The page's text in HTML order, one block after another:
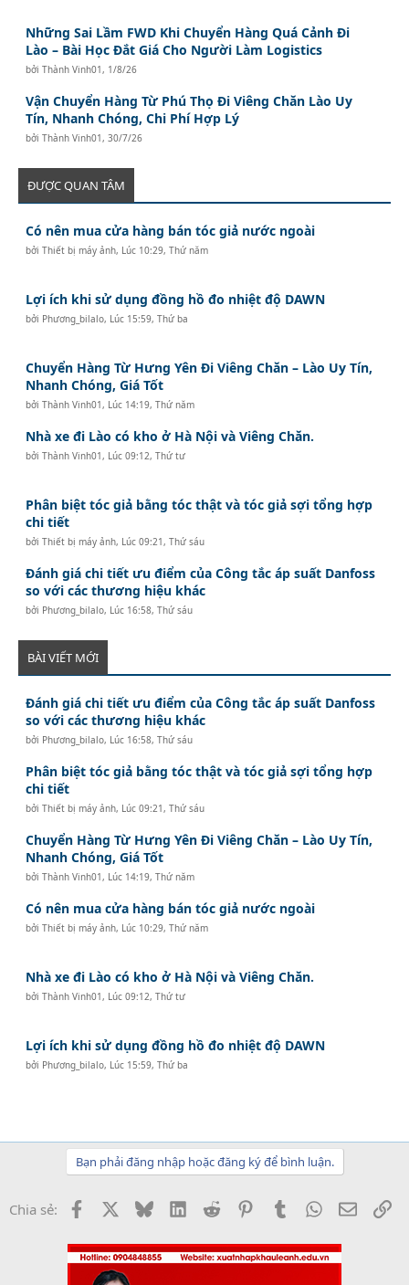
Những Sai Lầm FWD Khi Chuyển Hàng Quá Cảnh Đi
Lào – Bài Học Đắt Giá Cho Người Làm Logistics
bởiThành Vinh01 , 1/8/26
Vận Chuyển Hàng Từ Phú Thọ Đi Viêng Chăn Lào Uy
Tín, Nhanh Chóng, Chi Phí Hợp Lý
bởiThành Vinh01 ,30/7/26
ĐƯỢC QUAN TÂM
Có nên mua cửa hàng bán tóc giả nước ngoài
bởiThiết bị máy ảnh, Lúc 10:29, Thứ năm
Lợi ích khi sử dụng đồng hồ đo nhiệt độ DAWN
bởi Phương_bilalo, Lúc 15:59, Thứ ba
Chuyển Hàng Từ Hưng Yên Đi Viêng Chăn – Lào Uy Tín,
Nhanh Chóng, Giá Tốt
bởiThành Vinh01 , Lúc 14:19, Thứ năm
Nhà xe đi Lào có kho ở Hà Nội và Viêng Chăn.
bởiThành Vinh01 , Lúc 09:12, Thứ tư
Phân biệt tóc giả bằng tóc thật và tóc giả sợi tổng hợp
chi tiết
bởiThiết bị máy ảnh, Lúc 09:21, Thứ sáu
Đánh giá chi tiết ưu điểm của Công tắc áp suất Danfoss
so với các thương hiệu khác
bởi Phương_bilalo, Lúc 16:58, Thứ sáu
BÀI VIẾT MỚI
Đánh giá chi tiết ưu điểm của Công tắc áp suất Danfoss
so với các thương hiệu khác
bởi Phương_bilalo, Lúc 16:58, Thứ sáu
Phân biệt tóc giả bằng tóc thật và tóc giả sợi tổng hợp
chi tiết
bởiThiết bị máy ảnh, Lúc 09:21, Thứ sáu
Chuyển Hàng Từ Hưng Yên Đi Viêng Chăn – Lào Uy Tín,
Nhanh Chóng, Giá Tốt
bởiThành Vinh01 , Lúc 14:19, Thứ năm
Có nên mua cửa hàng bán tóc giả nước ngoài
bởiThiết bị máy ảnh, Lúc 10:29, Thứ năm
Nhà xe đi Lào có kho ở Hà Nội và Viêng Chăn.
bởiThành Vinh01 , Lúc 09:12, Thứ tư
Lợi ích khi sử dụng đồng hồ đo nhiệt độ DAWN
bởi Phương_bilalo, Lúc 15:59, Thứ ba
Bạn phải đăng nhập hoặc đăng ký để bình luận.
Chia sẻ: Facebook BlueskyLinkedInReddit PinterestTumblrWhatsApp
Email